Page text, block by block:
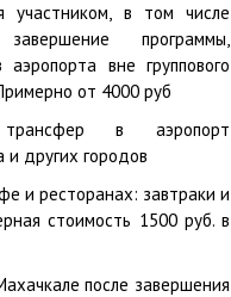
участником, в том числе
программы,
вне группового
от 4000 руб
в аэропорт
и других городов
и ресторанах: завтраки и
стоимость 1500 руб. в
после завершения